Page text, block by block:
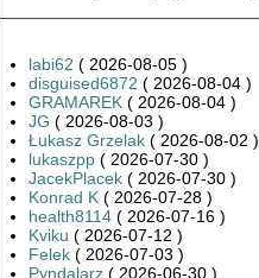
labi62 ( 2026-08-05 )
disguised6872 ( 2026-08-04 )
GRAMAREK( 2026-08-04 )
JG ( 2026-08-03 )
Łukasz Grzelak( 2026-08-02 )
lukaszpp( 2026-07-30 )
JacekPlacek( 2026-07-30 )
Konrad K( 2026-07-28 )
health8114( 2026-07-16 )
Kviku ( 2026-07-12 )
Felek( 2026-07-03 )
Pyndalarz( 2026-06-30 )